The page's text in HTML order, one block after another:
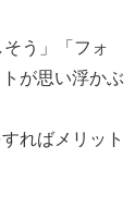
う」「フォ
が思い浮かぶ
ればメリット